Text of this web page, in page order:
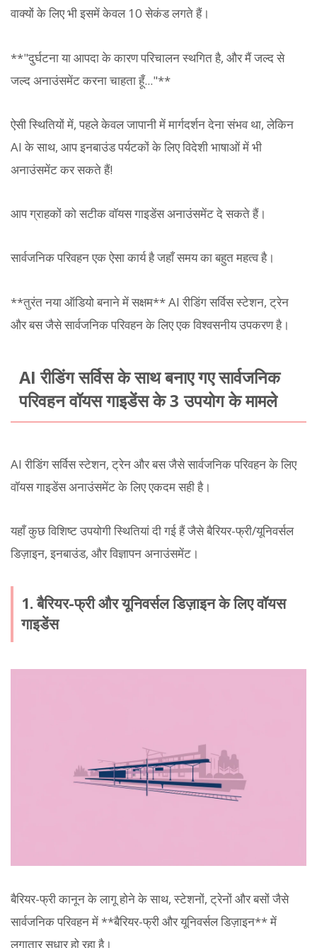
वाक्यों के लिए भी इसमें केवल 10 सेकंड लगते हैं।
**"दुर्घटना या आपदा के कारण परिचालन स्थगित है, और मैं जल्द से
जल्द अनाउंसमेंट करना चाहता हूँ..."**
ऐसी स्थितियों में, पहले केवल जापानी में मार्गदर्शन देना संभव था, लेकिन
AI के साथ, आप इनबाउंड पर्यटकों के लिए विदेशी भाषाओं में भी
अनाउंसमेंट कर सकते हैं!
आप ग्राहकों को सटीक वॉयस गाइडेंस अनाउंसमेंट दे सकते हैं।
सार्वजनिक परिवहन एक ऐसा कार्य है जहाँ समय का बहुत महत्व है।
**तुरंत नया ऑडियो बनाने में सक्षम** AI रीडिंग सर्विस स्टेशन, ट्रेन
और बस जैसे सार्वजनिक परिवहन के लिए एक विश्वसनीय उपकरण है।
AI रीडिंग सर्विस के साथ बनाए गए सार्वजनिक
परिवहन वॉयस गाइडेंस के 3 उपयोग के मामले
AI रीडिंग सर्विस स्टेशन, ट्रेन और बस जैसे सार्वजनिक परिवहन के लिए
वॉयस गाइडेंस अनाउंसमेंट के लिए एकदम सही है।
यहाँ कुछ विशिष्ट उपयोगी स्थितियां दी गई हैं जैसे बैरियर-फ्री/यूनिवर्सल
डिज़ाइन, इनबाउंड, और विज्ञापन अनाउंसमेंट।
1. बैरियर-फ्री और यूनिवर्सल डिज़ाइन के लिए वॉयस
गाइडेंस
बैरियर-फ्री कानून के लागू होने के साथ, स्टेशनों, ट्रेनों और बसों जैसे
सार्वजनिक परिवहन में **बैरियर-फ्री और यूनिवर्सल डिज़ाइन** में
लगातार सुधार हो रहा है।